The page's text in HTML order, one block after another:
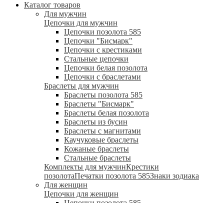
Каталог товаров
Для мужчин
Цепочки для мужчин
Цепочки позолота 585
Цепочки "Бисмарк"
Цепочки с крестиками
Стальные цепочки
Цепочки белая позолота
Цепочки с браслетами
Браслеты для мужчин
Браслеты позолота 585
Браслеты "Бисмарк"
Браслеты белая позолота
Браслеты из бусин
Браслеты с магнитами
Каучуковые браслеты
Кожаные браслеты
Стальные браслеты
Комплекты для мужчинКрестики
позолотаПечатки позолота 585Знаки зодиака
Для женщин
Цепочки для женщин